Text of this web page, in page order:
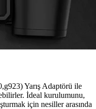
Yarış Adaptörü ile
İdeal kurulumunu,
için nesiller arasında